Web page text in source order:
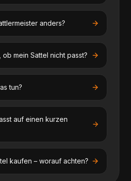
anders?
mein Sattel nicht passt?
tun?
auf einen kurzen
kaufen – worauf achten?